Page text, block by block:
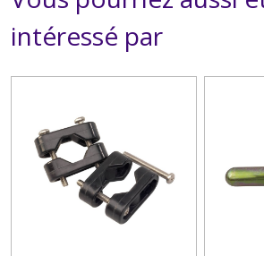
intéressé par